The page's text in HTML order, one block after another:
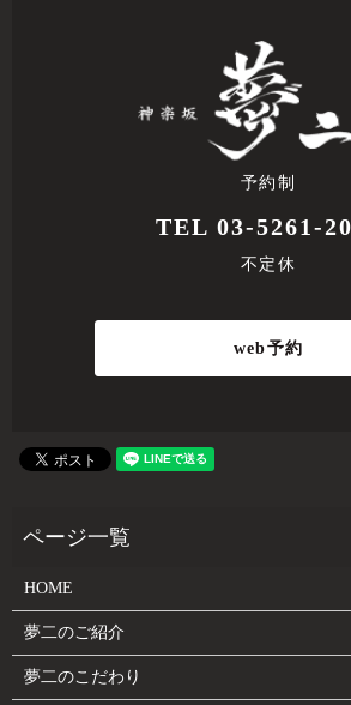
予約制
TEL 03-5261-
不定休
web予約
HOME
夢二のご紹介
夢二のこだわり